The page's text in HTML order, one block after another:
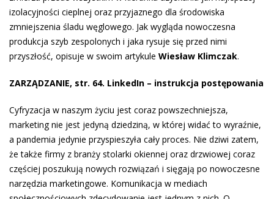
izolacyjności cieplnej oraz przyjaznego dla środowiska
zmniejszenia śladu węglowego. Jak wygląda nowoczesna
produkcja szyb zespolonych i jaka rysuje się przed nimi
przyszłość, opisuje w swoim artykule Wiesław Klimczak.
ZARZĄDZANIE, str. 64. LinkedIn – instrukcja postępowania
Cyfryzacja w naszym życiu jest coraz powszechniejsza,
marketing nie jest jedyną dziedziną, w której widać to wyraźnie,
a pandemia jedynie przyspieszyła cały proces. Nie dziwi zatem,
że także firmy z branży stolarki okiennej oraz drzwiowej coraz
częściej poszukują nowych rozwiązań i sięgają po nowoczesne
narzędzia marketingowe. Komunikacja w mediach